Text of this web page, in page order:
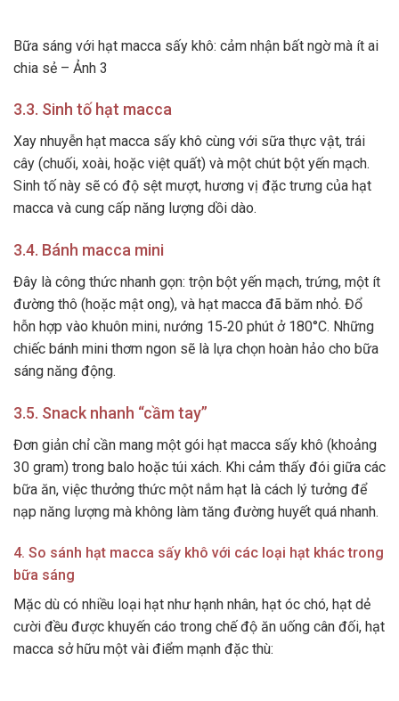
Bữa sáng với hạt macca sấy khô: cảm nhận bất ngờ mà ít ai
chia sẻ – Ảnh 3
3.3. Sinh tố hạt macca
Xay nhuyễn hạt macca sấy khô cùng với sữa thực vật, trái
cây (chuối, xoài, hoặc việt quất) và một chút bột yến mạch.
Sinh tố này sẽ có độ sệt mượt, hương vị đặc trưng của hạt
macca và cung cấp năng lượng dồi dào.
3.4. Bánh macca mini
Đây là công thức nhanh gọn: trộn bột yến mạch, trứng, một ít
đường thô (hoặc mật ong), và hạt macca đã băm nhỏ. Đổ
hỗn hợp vào khuôn mini, nướng 15‑20 phút ở 180°C. Những
chiếc bánh mini thơm ngon sẽ là lựa chọn hoàn hảo cho bữa
sáng năng động.
3.5. Snack nhanh “cầm tay”
Đơn giản chỉ cần mang một gói hạt macca sấy khô (khoảng
30 gram) trong balo hoặc túi xách. Khi cảm thấy đói giữa các
bữa ăn, việc thưởng thức một nắm hạt là cách lý tưởng để
nạp năng lượng mà không làm tăng đường huyết quá nhanh.
4. So sánh hạt macca sấy khô với các loại hạt khác trong
bữa sáng
Mặc dù có nhiều loại hạt như hạnh nhân, hạt óc chó, hạt dẻ
cười đều được khuyến cáo trong chế độ ăn uống cân đối, hạt
macca sở hữu một vài điểm mạnh đặc thù: